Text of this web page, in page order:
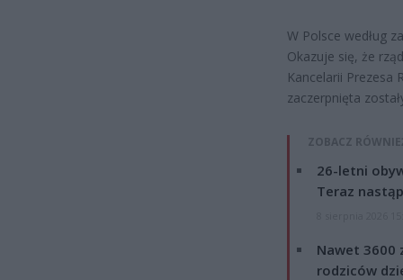
W Polsce według
Okazuje się, że
Kancelarii Prezesa
zaczerpnięta
ZOBACZ
26-letni
Teraz
Nawet 3600
rodziców